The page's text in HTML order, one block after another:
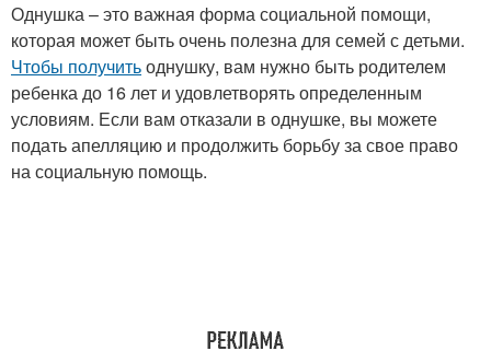
Однушка – это важная форма социальной помощи,
которая может быть очень полезна для семей с детьми.
Чтобы получитьоднушку, вам нужно быть родителем
ребенка до 16 лет и удовлетворять определенным
условиям. Если вам отказали в однушке, вы можете
подать апелляцию и продолжить борьбу за свое право
на социальную помощь.